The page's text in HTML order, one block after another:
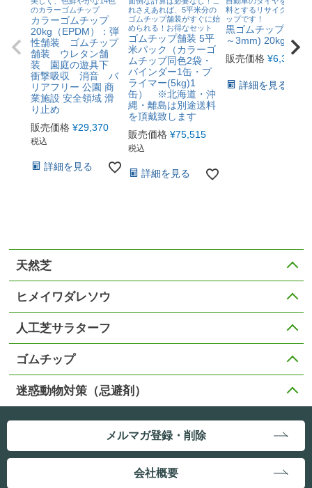
のカラーゴムチップ
カラーゴムチップ
20kg（EPDM）：弾
性舗装 ゴムチップ
舗装 ウレタン舗
装 園庭の遊具下
衝撃吸収 消音 バ
リアフリー 公園 商
業施設 安全領域 滑
り止め
販売価格 ¥29,370
税込
詳細を見る
れさえあれば、5平米分の
ゴムチップ舗装がすぐに始
められる！お得なセット
ゴムチップ舗装 5平
米パック（カラーゴ
ムチップ同色2袋・
バインダー1缶・プ
ライマー(5kg)1
缶） ※北海道・沖
縄・離島は別途送料
を頂戴致します
販売価格 ¥75,515
税込
詳細を見る
料とするリサイクルゴム
ップです！
黒ゴムチップ(粒径1
～3mm) 20kg
販売価格 ¥6,380
詳細を見る
天然芝
ヒメイワダレソウ
人工芝サラターフ
ゴムチップ
迷惑動物対策（忌避剤）
メルマガ登録・削除
会社概要